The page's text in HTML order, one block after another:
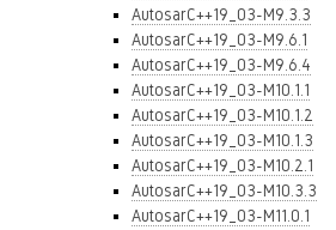
AutosarC++19_03-M9.3.3
AutosarC++19_03-M9.6.1
AutosarC++19_03-M9.6.4
AutosarC++19_03-M10.1.1
AutosarC++19_03-M10.1.2
AutosarC++19_03-M10.1.3
AutosarC++19_03-M10.2.1
AutosarC++19_03-M10.3.3
AutosarC++19_03-M11.0.1